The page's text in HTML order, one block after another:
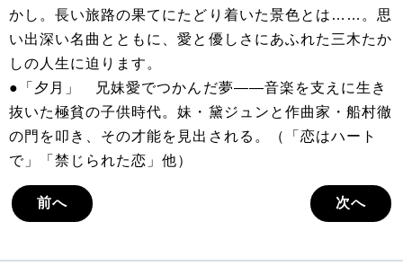
かし。長い旅路の果てにたどり着いた景色とは……。思
い出深い名曲とともに、愛と優しさにあふれた三木たか
しの人生に迫ります。
●「夕月」 兄妹愛でつかんだ夢――音楽を支えに生き
抜いた極貧の子供時代。妹・黛ジュンと作曲家・船村徹
の門を叩き、その才能を見出される。（「恋はハート
で」「禁じられた恋」他）
前へ 次へ